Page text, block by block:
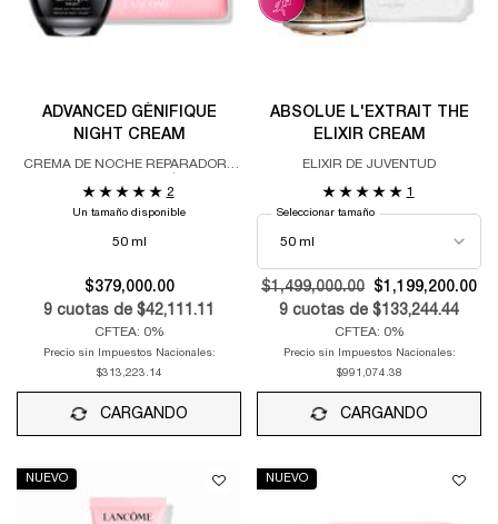
ADVANCED GÉNIFIQUE
NIGHT CREAM
CREMA DE NOCHE REPARADORA
2
Un tamaño disponible
50 ml
$379,000.00
9 cuotas de $42,111.11
CFTEA: 0%
Precio sin Impuestos Nacionales:
$313,223.14
CARGANDO
ABSOLUE L'EXTRAIT THE
ELIXIR CREAM
ELIXIR DE JUVENTUD
1
Seleccionar tamaño
Old price
$1,499,000.00 New price
$1,199,200.00
9 cuotas de $133,244.44
CFTEA: 0%
Precio sin Impuestos Nacionales:
$991,074.38
CARGANDO
NUEVO NUEVO